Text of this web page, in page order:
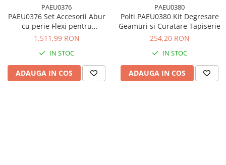
PAEU0376
PAEU0376 Set Accesorii Abur
cu perie Flexi pentru
Vaporetto MV 40.20 si 60.20
1.511,99 RON
IN STOC
ADAUGA IN COS
PAEU0380
Polti PAEU0380 Kit Degresare
Geamuri si Curatare Tapiserie
254,20 RON
IN STOC
ADAUGA IN COS